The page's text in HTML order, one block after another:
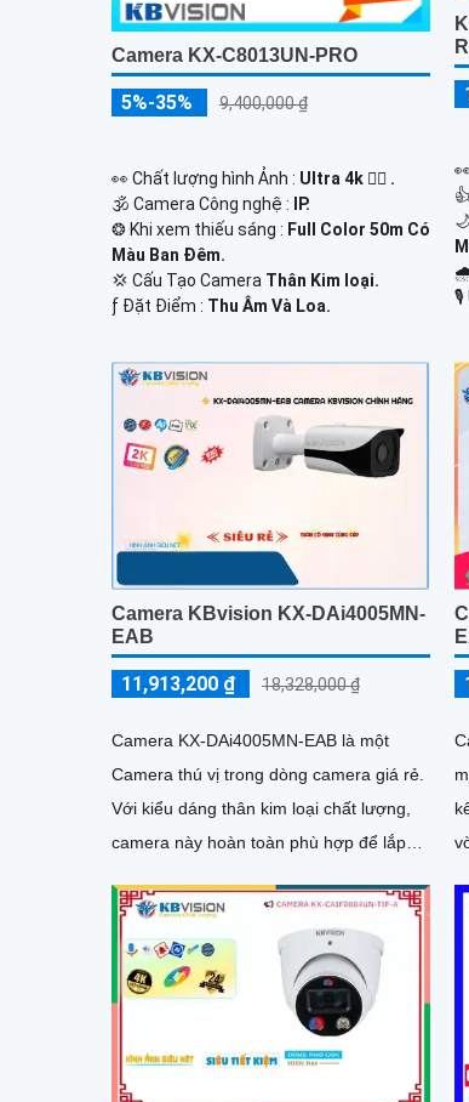
Camera KX-C8013UN-PRO
5%-35% 9,400,000 ₫
️👀 Chất lượng hình Ảnh : Ultra 4k 👍🏾 .
🕉️ Camera Công nghệ :
IP.
❂ Khi xem thiếu sáng : Full Color 50m Có
Màu Ban Ðêm.
💢 Cấu Tạo Camera Thân Kim loại.
️ƒ Đặt Điểm : Thu Âm Và Loa.
🌧️
️🎙
Camera KBvision KX-DAi4005MN-
EAB
11,913,200 ₫ 18,328,000 ₫
Camera KX-DAi4005MN-EAB là một
Camera thú vị trong dòng camera giá rẻ.
Với kiểu dáng thân kim loại chất lượng,
camera này hoàn toàn phù hợp để lắp